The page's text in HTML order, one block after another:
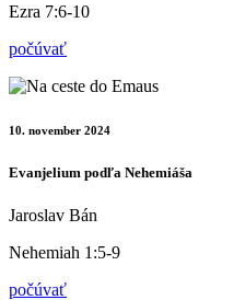
Ezra 7:6-10
počúvať
10. november 2024
Evanjelium podľa Nehemiáša
Jaroslav Bán
Nehemiah 1:5-9
počúvať